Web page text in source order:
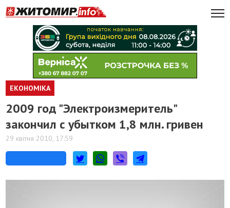
ЕКОНОМІКА
2009 год "Электроизмеритель"
закончил с убытком 1,8 млн. гривен
29 квітня 2010, 17:59